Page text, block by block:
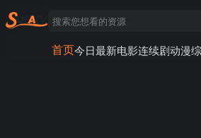
首页今日最新电影连续剧动漫